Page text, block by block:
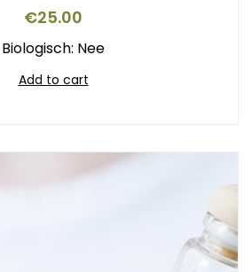
€25.00
Biologisch: Nee
Add to cart